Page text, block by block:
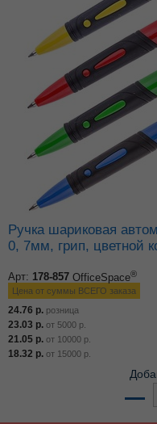
Ручка шариковая автоматическая OfficeSpace синяя,
0, 7мм, грип, цветной
Арт: 178-857 OfficeSpace®
Цена от суммы ВСЕГО заказа
24.76 р. розница
23.03 р. от 5000 р.
21.05 р. от 10000 р.
18.32 р. от 15000 р.
–